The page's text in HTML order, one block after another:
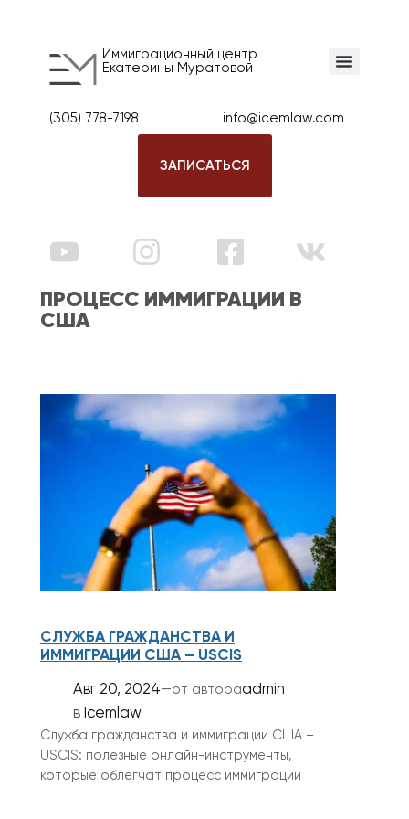
Иммиграционный центр
Екатерины Муратовой
(305) 778-7198 info@icemlaw.com
ЗАПИСАТЬСЯ
ПРОЦЕСС ИММИГРАЦИИ В
США
СЛУЖБА ГРАЖДАНСТВА И
ИММИГРАЦИИ США – USCIS
Авг 20, 2024—от автораadmin
в Icemlaw
Служба гражданства и иммиграции США –
USCIS: полезные онлайн-инструменты,
которые облегчат процесс иммиграции